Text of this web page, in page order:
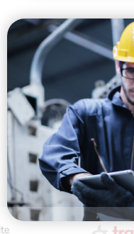
Bienvenue sur notre site